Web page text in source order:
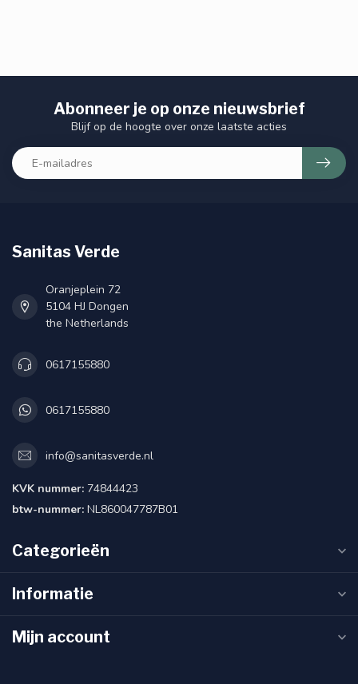
Abonneer je op onze nieuwsbrief
Blijf op de hoogte over onze laatste acties
Sanitas Verde
Oranjeplein 72
5104 HJ Dongen
the Netherlands
0617155880
0617155880
info@sanitasverde.nl
KVK nummer: 74844423
btw-nummer: NL860047787B01
Categorieën
Informatie
Mijn account